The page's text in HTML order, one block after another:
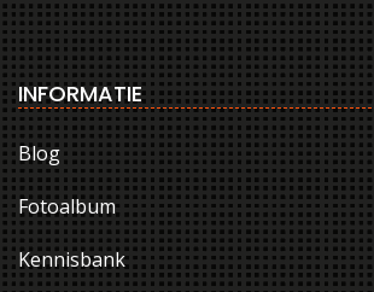
INFORMATIE
Blog
Fotoalbum
Kennisbank